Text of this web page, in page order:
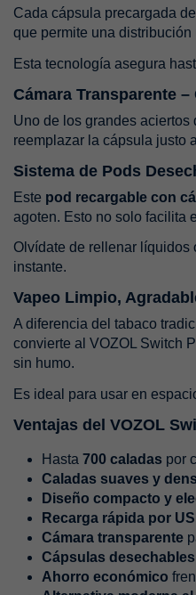
Cada cápsula precargada
que permite una
Esta tecnología asegura
Cámara Transparente
Uno de los grandes aciertos
reemplazar la cápsula justo
Sistema de Pods
Este pod recargable con
agoten. Esto no solo facilita
Olvídate de rellenar líquidos
instante.
Vapeo Limpio,
A diferencia del tabaco
convierte al VOZOL Switch
sin humo.
Es ideal para usar en
Ventajas del VOZOL
Hasta 700 caladas por
Caladas suaves y
Diseño compacto y
Recarga rápida por
Cámara transparente
Cápsulas desechables
Ahorro económico